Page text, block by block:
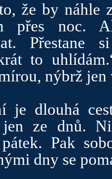
že by náhle
přes noc.
Přestane
to
nýbrž jen
je dlouhá
jen ze dnů.
Pak
dny se